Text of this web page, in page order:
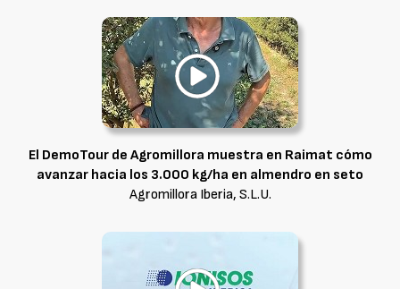
El DemoTour de Agromillora muestra en Raimat cómo
avanzar hacia los 3.000 kg/ha en almendro en seto
Agromillora Iberia, S.L.U.